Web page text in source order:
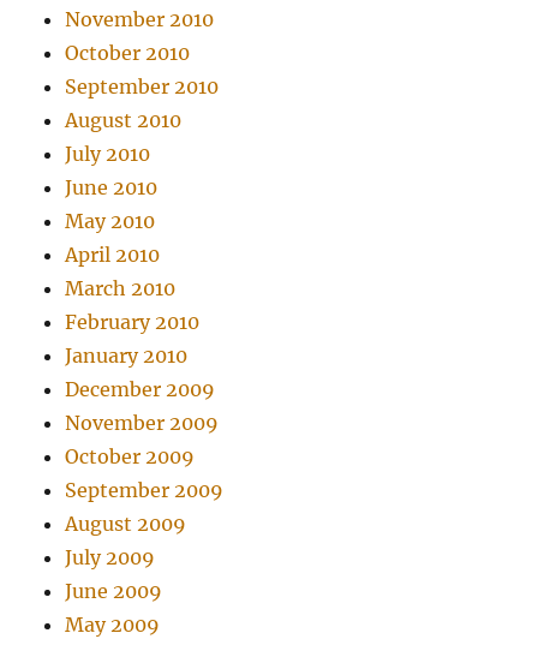
November 2010
October 2010
September 2010
August 2010
July 2010
June 2010
May 2010
April 2010
March 2010
February 2010
January 2010
December 2009
November 2009
October 2009
September 2009
August 2009
July 2009
June 2009
May 2009